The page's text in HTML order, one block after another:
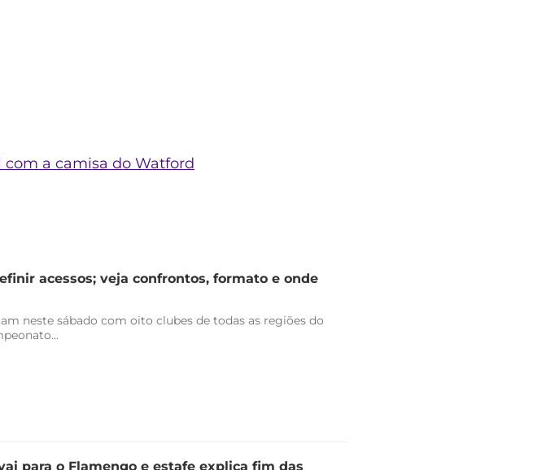
a camisa do Watford
acessos; veja confrontos, formato e onde
neste sábado com oito clubes de todas as regiões do
para o Flamengo e estafe explica fim das